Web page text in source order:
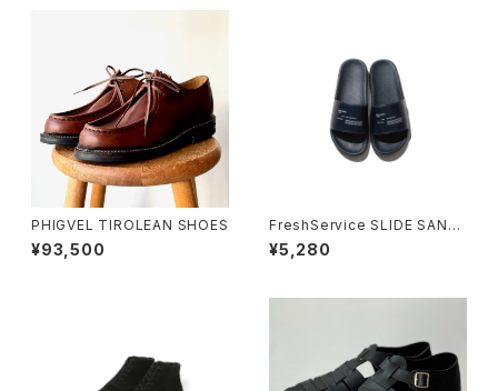
PHIGVEL TIROLEAN SHOES
¥93,500
FreshService SLIDE SAND
AL
¥5,280